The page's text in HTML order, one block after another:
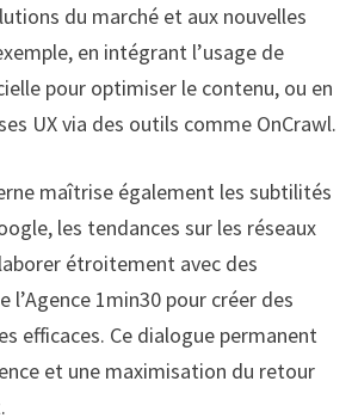
du marché et aux nouvelles
en intégrant l’usage de
pour optimiser le contenu, ou en
UX via des outils comme OnCrawl.
maîtrise également les subtilités
les tendances sur les réseaux
étroitement avec des
l’Agence 1min30 pour créer des
efficaces. Ce dialogue permanent
et une maximisation du retour